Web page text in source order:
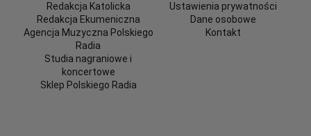
Redakcja Katolicka
Redakcja Ekumeniczna
Agencja Muzyczna Polskiego
Radia
Studia nagraniowe i
koncertowe
Sklep Polskiego Radia
Ustawienia prywatności
Dane osobowe
Kontakt